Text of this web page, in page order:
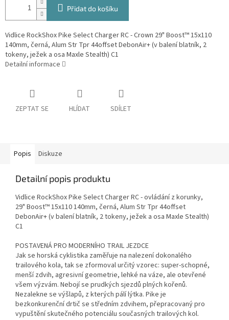
Přidat do košíku
Vidlice RockShox Pike Select Charger RC - Crown 29" Boost™ 15x110
140mm, černá, Alum Str Tpr 44offset DebonAir+ (v balení blatník, 2
tokeny, ježek a osa Maxle Stealth) C1
Detailní informace
ZEPTAT SE HLÍDAT SDÍLET
Popis Diskuze
Detailní popis produktu
Vidlice RockShox Pike Select Charger RC - ovládání z korunky,
29" Boost™ 15x110 140mm, černá, Alum Str Tpr 44offset
DebonAir+ (v balení blatník, 2 tokeny, ježek a osa Maxle Stealth)
C1
POSTAVENÁ PRO MODERNÍHO TRAIL JEZDCE
Jak se horská cyklistika zaměřuje na nalezení dokonalého
trailového kola, tak se zformoval určitý vzorec: super-schopné,
menší zdvih, agresivní geometrie, lehké na váze, ale otevřené
všem výzvám. Nebojí se prudkých sjezdů plných kořenů.
Nezalekne se výšlapů, z kterých pálí lýtka. Pike je
bezkonkurenční drtič se středním zdvihem, přepracovaný pro
vypuštění skutečného potenciálu současných trailových kol.